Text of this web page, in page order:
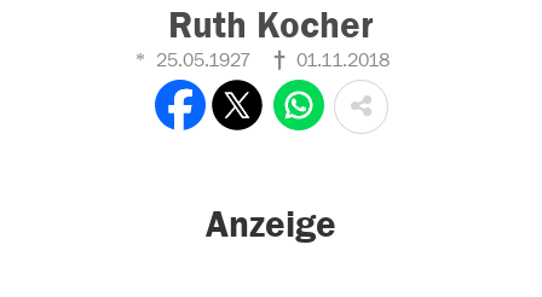
Ruth Kocher
25.05.1927 01.11.2018
Anzeige